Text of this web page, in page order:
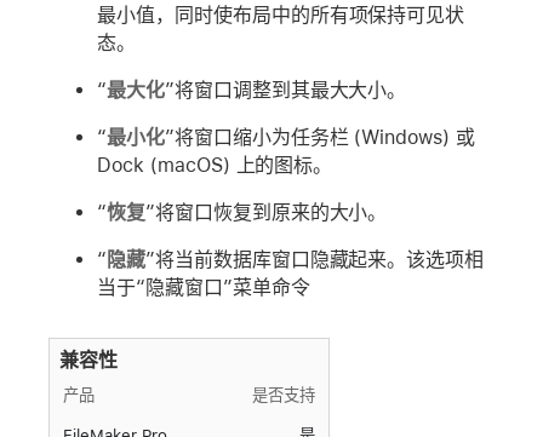
最小值，同时使布局中的所有项保持可见状
态。
“最大化”将窗口调整到其最大大小。
“最小化”将窗口缩小为任务栏 (Windows) 或
Dock (macOS) 上的图标。
“恢复”将窗口恢复到原来的大小。
“ 隐藏”将当前数据库窗口隐藏起来。该选项相
当于“隐藏窗口”菜单命令
兼容性
产品 是否支持